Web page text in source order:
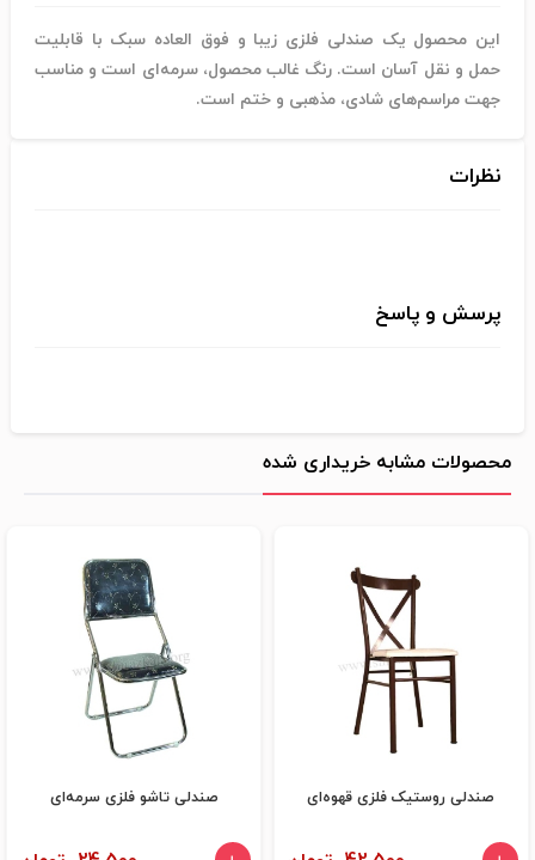
این محصول یک صندلی فلزی زیبا و فوق العاده سبک با قابلیت
حمل و نقل آسان است. رنگ غالب محصول، سرمه‌ای است و مناسب
جهت مراسم‌های شادی، مذهبی و ختم است.
نظرات
پرسش و پاسخ
محصولات مشابه خریداری شده
صندلی روستیک فلزی قهوه‌ای صندلی تاشو فلزی سرمه‌ای